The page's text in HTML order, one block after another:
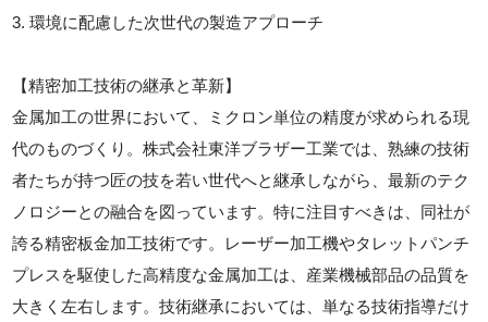
3. 環境に配慮した次世代の製造アプローチ
【精密加工技術の継承と革新】
金属加工の世界において、ミクロン単位の精度が求められる現
代のものづくり。株式会社東洋ブラザー工業では、熟練の技術
者たちが持つ匠の技を若い世代へと継承しながら、最新のテク
ノロジーとの融合を図っています。特に注目すべきは、同社が
誇る精密板金加工技術です。レーザー加工機やタレットパンチ
プレスを駆使した高精度な金属加工は、産業機械部品の品質を
大きく左右します。技術継承においては、単なる技術指導だけ